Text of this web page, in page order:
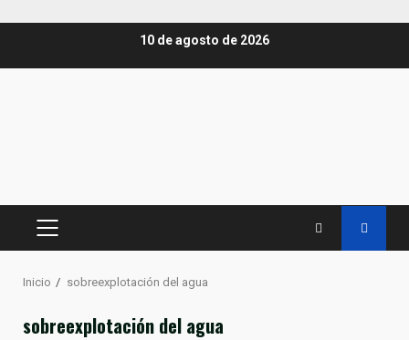
10 de agosto de 2026
MENÚ
Inicio sobreexplotación del agua
sobreexplotación del agua